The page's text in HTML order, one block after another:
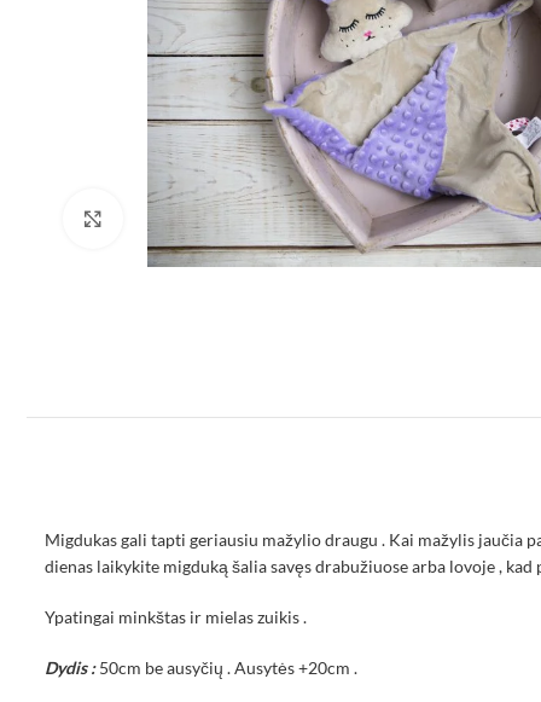
Padidinti
Migdukas gali tapti geriausiu mažylio draugu . Kai mažylis jaučia
dienas laikykite migduką šalia savęs drabužiuose arba lovoje ,
Ypatingai minkštas ir mielas zuikis .
Dydis :50cm be ausyčių . Ausytės +20cm .